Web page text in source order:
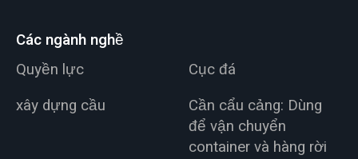
Các ngành nghề
Quyền lực
Cục đá
xây dựng cầu
Cần cẩu cảng: Dùng
để vận chuyển
container và hàng rời